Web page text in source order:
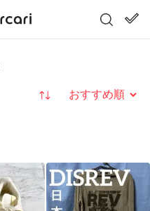
並び替え